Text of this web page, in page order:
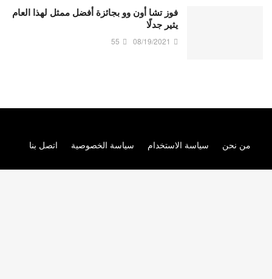
فوز تشا أون وو بجائزة أفضل ممثل لهذا العام
يثير جدلًا
08/19/2021
55
من نحن سياسة الاستخدام سياسة الخصوصية اتصل بنا